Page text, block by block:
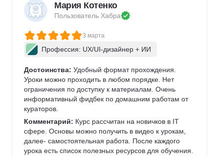
Мария Котенко
Пользователь Хабра
3 марта
Профессия: UX/UI-дизайнер + ИИ
Достоинства: Удобный формат прохождения.
Уроки можно проходить в любом порядке. Нет
ограничения по доступку к материалам. Очень
информативный фидбек по домашним работам от
кураторов.
Комментарий: Курс рассчитан на новичков в IT
сфере. Основы можно получить в видео к урокам,
далее- самостоятельная работа. После каждого
урока есть список полезных ресурсов для обучения.